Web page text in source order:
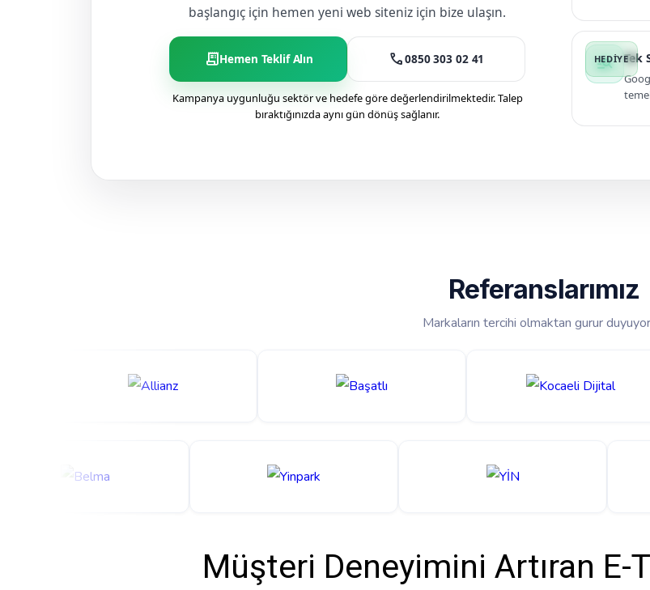
başlangıç için hemen yeni web siteniz için bize ulaşın.
receipt_longHemen Teklif Alın call0850 303 02 41
Kampanya uygunluğu sektör ve hedefe göre değerlendirilmektedir. Talep
bıraktığınızda aynı gün dönüş sağlanır.
manage_search Tek
Referanslarımız
Markaların tercihi olmaktan gurur
Müşteri Deneyimini Artıran E-